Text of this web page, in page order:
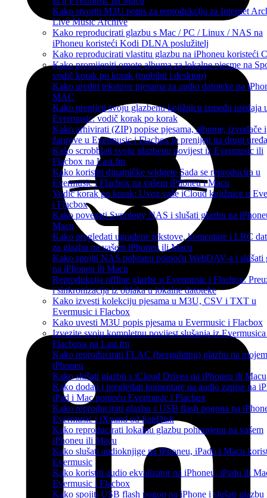
Kako stvoriti M3U popis za reprodukciju za Internet
Live Music Archive
Kako reproducirati glazbu s Mac / PC / Linux / NAS na
iPhoneu koristeći Kodi DLNA poslužitelj
Kako reproducirati vlastitu glazbu na iPhoneu koristeći
Kako promijeniti omote albuma za lokalne pjesme na
vodič korak po korak (mobilni i desktop)
Kako urediti tekstove pjesama za audio datoteke na
MAC
Kako prenijeti svoju glazbenu knjižnicu između uređaja
Evermusic: vodič korak po korak
Kako arhivirati (ZIP) popise pjesama, albume, izvođače i
žanrove u Evermusic i Flacbox te prenijeti na drugi
Kako scrobblati svoju glazbenu povijest iz Evermusic ili
Flacbox na Last.fm
Kako koristiti dinamičke widgete Sada se reproducira u
Evermusic i Flacbox na vašem iPhoneu i Macu
Vodič korak po korak: Uvoz vaše iCloud knjižnice u
i Flacbox
Kako povezati Synology NAS i slušati glazbu na
Macu
Kako pregledati ugrađene tekstove, komentare i LRC
za glazbu na vašem iPhoneu ili Macu
Kako spojiti NAS pohranu pomoću WebDAV-a i slušati
na iPhoneu ili Macu
Reprodukcija offline glazbe u Evermusic i Flacbox:
i sinkronizacija iz oblaka u lokalne datoteke
Kako izvesti kolekciju pjesama u M3U, CSV i TXT u
Evermusic i Flacbox
Kako uvesti M3U popis pjesama u Evermusic i Flacbox
Izvezite svoju kompletnu povijest slušanja iz
Flacboxa na Last.fm
Kako reproducirati FLAC (bezgubitnu) glazbu na mojem
iPhoneu
Kako slušati glazbu s iCloud Drivea na iPhoneu ili Macu
Kako dodati i pregledati komentare na audio zapise na
iPad i Mac pomoću Evermusic i Flacbox
Kako reproducirati glazbu s USB flash pogona na
Evermusic i iXpand od SanDisk
Kako reproducirati lokalnu glazbu pohranjenu na vašem
iPhoneu ili Macu
Kako slušati audioknjige na iPhoneu, iPadu i Macu
Evermusic
Kako koristiti audio ekvalizator na iPhoneu, iPadu ili
Evermusic i Flacbox
Kako spojiti USB flash pogon na iPhone i slušati glazbu